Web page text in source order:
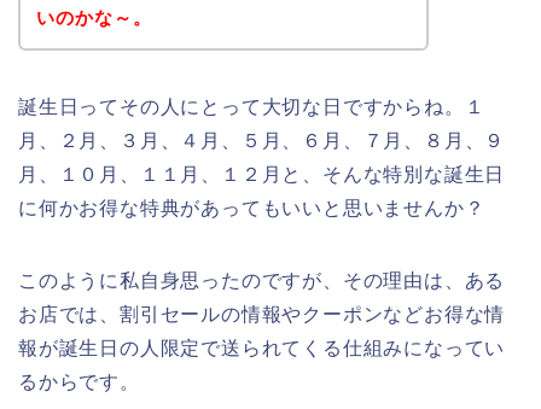
いのかな～。
誕生日ってその人にとって大切な日ですからね。１
月、２月、３月、４月、５月、６月、７月、８月、９
月、１０月、１１月、１２月と、そんな特別な誕生日
に何かお得な特典があってもいいと思いませんか？
このように私自身思ったのですが、その理由は、ある
お店では、割引セールの情報やクーポンなどお得な情
報が誕生日の人限定で送られてくる仕組みになってい
るからです。